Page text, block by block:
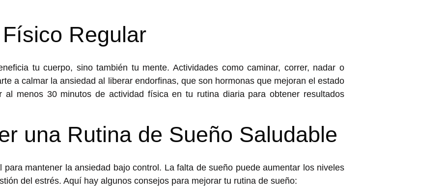
Regular
tu cuerpo, sino también tu mente. Actividades como caminar, correr, nadar o
acalmar la ansiedad al liberar endorfinas, que son hormonas que mejoran el estado
al menos 30 minutos de actividad física en tu rutina diaria para obtener resultados
una Rutina de Sueño Saludable
para mantener la ansiedad bajo control. La falta de sueño puede aumentar los niveles
del estrés. Aquí hay algunos consejos para mejorar tu rutina de sueño: